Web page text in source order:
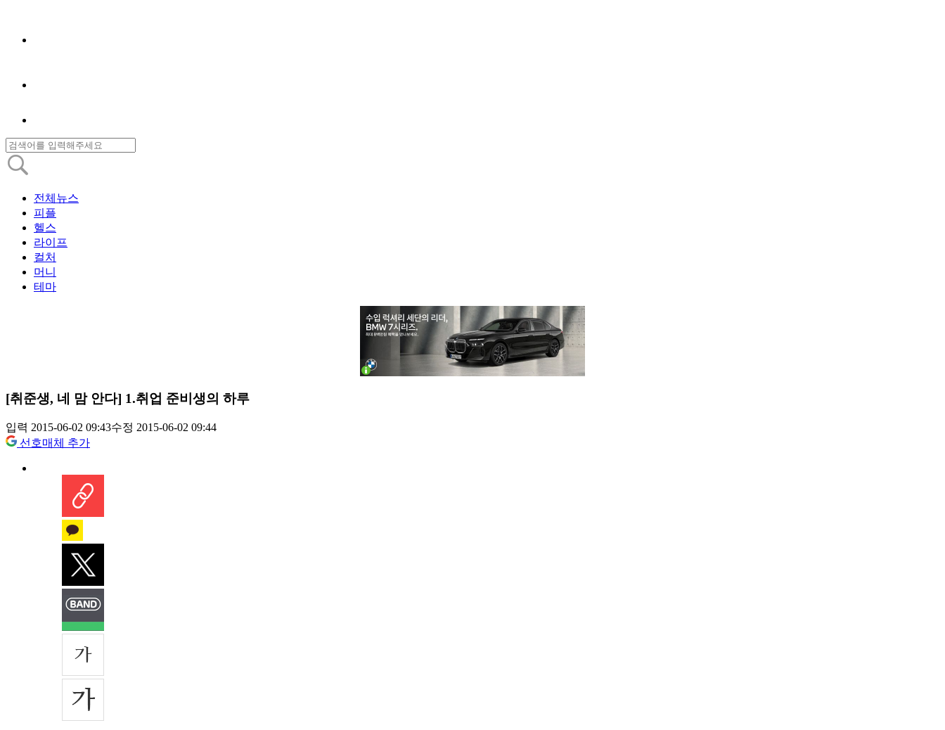
전체뉴스
피플
헬스
라이프
컬처
머니
테마
[취준생, 네 맘 안다] 1.취업 준비생의 하루
입력 2015-06-02 09:43수정 2015-06-02 09:44
선호매체 추가